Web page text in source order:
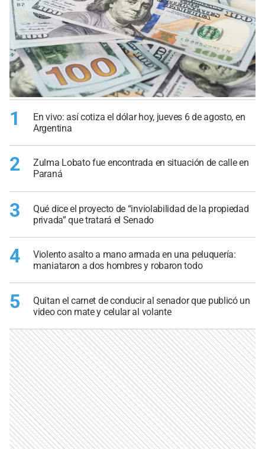
1
En vivo: así cotiza el dólar hoy, jueves 6 de agosto, en
Argentina
2
Zulma Lobato fue encontrada en situación de calle en
Paraná
3
Qué dice el proyecto de “inviolabilidad de la propiedad
privada” que tratará el Senado
4
Violento asalto a mano armada en una peluquería:
maniataron a dos hombres y robaron todo
5
Quitan el carnet de conducir al senador que publicó un
video con mate y celular al volante